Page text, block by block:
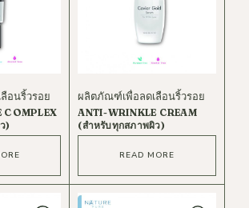
COMPLEX
)
อนริ้วรอย
ANTI-WRINKLE CREAM
(สำหรับทุกสภาพผิว)
ผลิตภัณฑ์เพื่อลดเลือนริ้วรอย
READ MORE